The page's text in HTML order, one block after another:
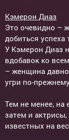
Кэмерон Диаз
Это очевидно –
добиться успеха
У Кэмерон Диаз
вдобавок ко
– женщина
угри по-
Тем не менее, на
затем и
известных на